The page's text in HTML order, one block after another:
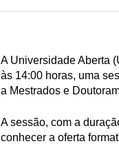
A Universidade Aberta
às 14:00 horas, uma
a Mestrados e
A sessão, com a
conhecer a oferta